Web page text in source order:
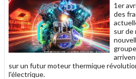
1er
des
sur de
sur un futur moteur thermique
l'électrique.